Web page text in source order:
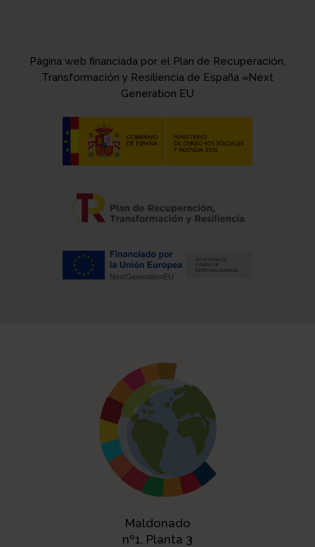
Página web financiada por el Plan de Recuperación,
Transformación y Resiliencia de España «Next
Generation EU
Maldonado
nº1, Planta 3